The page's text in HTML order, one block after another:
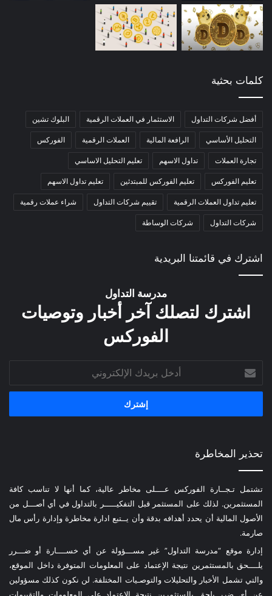
كلمات بحثية
أفضل شركات التداول الاستثمار في العملات الرقمية البلوك تشين
التحليل الأساسي الرافعة المالية العملات الرقمية الفوركس
تجارة العملات تداول الاسهم تعليم التحليل الاساسي
تعليم الفوركس تعليم الفوركس للمبتدئين تعليم تداول الاسهم
تعليم تداول العملات الرقمية تقييم شركات التداول شراء عملات رقمية
شركات التداول شركات الوساطة
اشترك في قائمتنا البريدية
مدرسة التداول
اشترك لتصلك آخر أخبار وتوصيات
الفوركس
بريدك
الإلكتروني
تحذير المخاطرة
تشتمل تـجــارة الفوركس عــــلى مخاطر عالية، كما أنها لا تناسب كافة
المستثمرين. لذلك على المستثمر قبل التفكيـــــر بالتداول في أي أصـــل من
الأصول المالية أن يحدد أهدافه بدقة وأن يــتبع ادارة مخاطرة وإدارة رأس مال
صارمة.
إدارة موقع “مدرسة التداول” غير مســـؤولة عن أي خســــارة أو ضـــرر
يلــــحق بالمستثمرين نتيجة الإعتماد على المعلومات المتوفرة داخل الموقع،
والتي تشمل الأخبار والتحليلات والتوصـيات المختلفة. لن نكون كذلك مسؤولين